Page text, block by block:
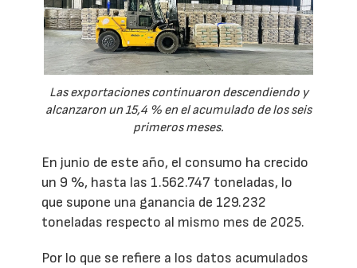
Las exportaciones continuaron descendiendo y
alcanzaron un 15,4 % en el acumulado de los seis
primeros meses.
En junio de este año, el consumo ha crecido
un 9 %, hasta las 1.562.747 toneladas, lo
que supone una ganancia de 129.232
toneladas respecto al mismo mes de 2025.
Por lo que se refiere a los datos acumulados